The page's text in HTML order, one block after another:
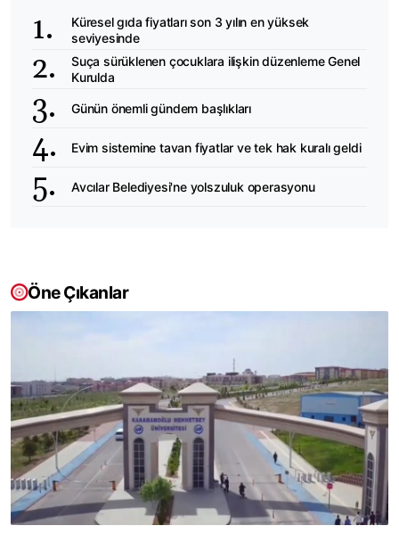
Küresel gıda fiyatları son 3 yılın en yüksek
seviyesinde
Suça sürüklenen çocuklara ilişkin düzenleme Genel
Kurulda
Günün önemli gündem başlıkları
Evim sistemine tavan fiyatlar ve tek hak kuralı geldi
Avcılar Belediyesi'ne yolszuluk operasyonu
Öne Çıkanlar